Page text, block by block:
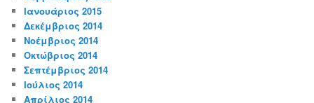
Ιανουάριος 2015
Δεκέμβριος 2014
Νοέμβριος 2014
Οκτώβριος 2014
Σεπτέμβριος 2014
Ιούλιος 2014
Απρίλιος 2014